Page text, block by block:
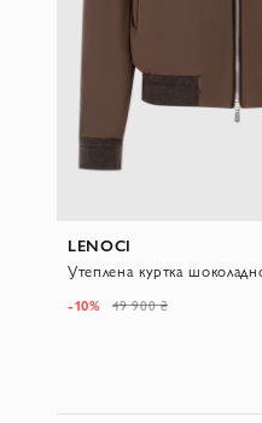
LENOCI
-10% 49 900 ₴